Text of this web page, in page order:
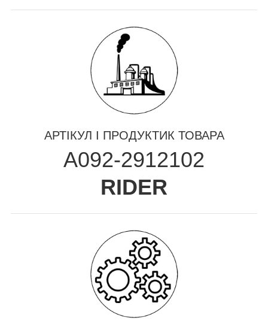
АРТІКУЛ І ПРОДУКТИК ТОВАРА
A092-2912102
RIDER